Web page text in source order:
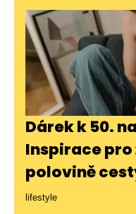
Dárek k 50.
Inspirace
polovině
lifestyle